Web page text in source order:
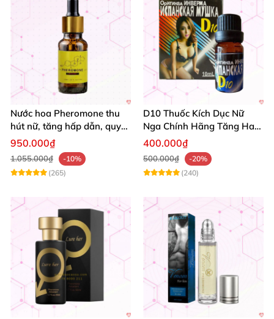
Nước hoa Pheromone thu
hút nữ, tăng hấp dẫn, quy
cách 10ml
950.000₫
1.055.000₫
-10%
(265)
D10 Thuốc Kích Dục Nữ
Nga Chính Hãng Tăng Ham
Muốn An Toàn
400.000₫
500.000₫
-20%
(240)